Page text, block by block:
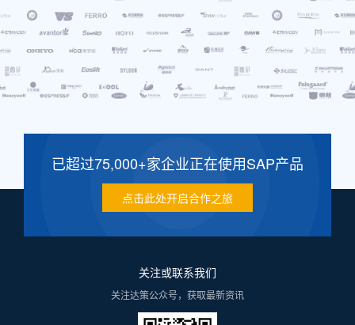
已超过75,000+家企业正在使用SAP产品
点击此处开启合作之旅
关注或联系我们
关注达策公众号，获取最新资讯